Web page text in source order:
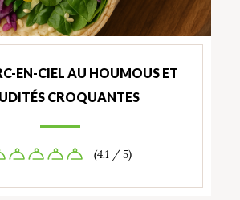
EN-CIEL AU HOUMOUS ET
CROQUANTES
(4.1 / 5)